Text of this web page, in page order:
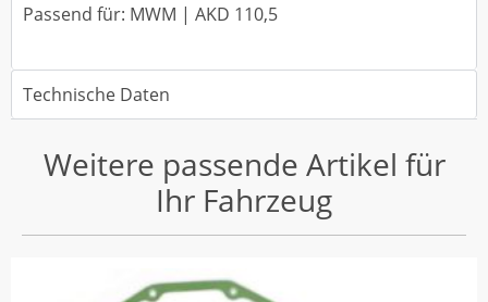
Passend für: MWM | AKD 110,5
Technische Daten
Weitere passende Artikel für
Ihr Fahrzeug